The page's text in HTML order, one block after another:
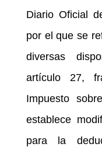
Diario Oficial
por el que se
diversas
artículo 27,
Impuesto
establece
para la